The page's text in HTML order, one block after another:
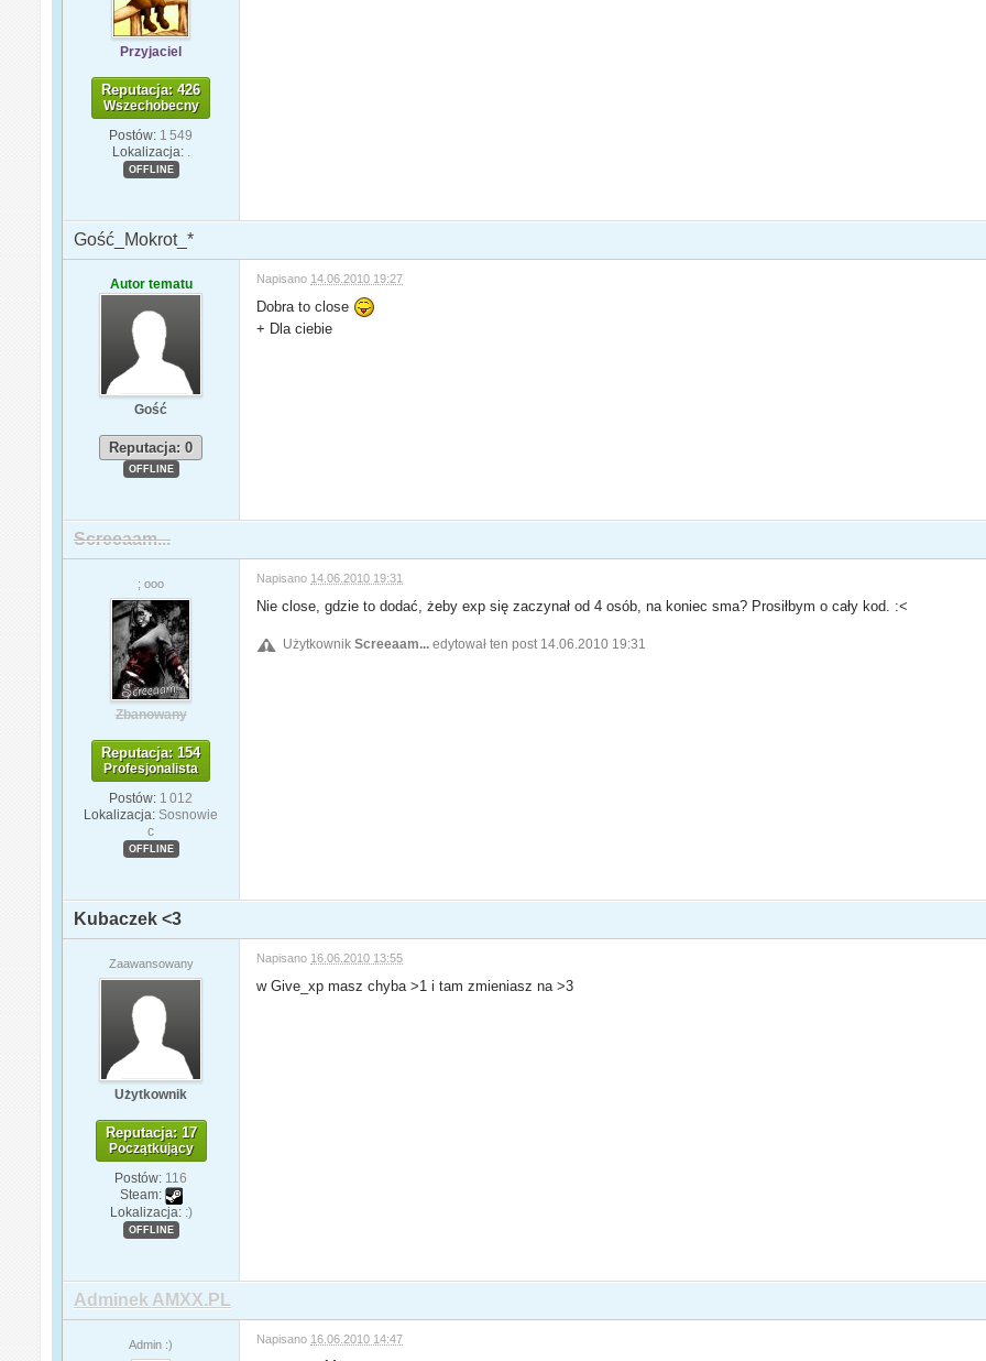
Przyjaciel
Reputacja: 426
Wszechobecny
Postów: 1 549
Lokalizacja:
OFFLINE
Gość_Mokrot_*
Autor tematu
Gość
Reputacja: 0
OFFLINE
Napisano 14.06.2010 19:27
Dobra to close
+ Dla ciebie
Screeaam...
; ooo
Zbanowany
Reputacja: 154
Profesjonalista
Postów: 1 012
Lokalizacja: Sosnowie
c
OFFLINE
Napisano 14.06.2010 19:31
Nie close, gdzie to dodać, żeby exp się zaczynał od 4 osób, na koniec sma? Prosiłbym o cały kod. :<
UżytkownikScreeaam... edytował ten post 14.06.2010 19:31
Kubaczek <3
Zaawansowany
Użytkownik
Reputacja: 17
Początkujący
Postów: 116
Steam:
Lokalizacja: :)
OFFLINE
Napisano 16.06.2010 13:55
w Give_xp masz chyba >1 i tam zmieniasz na >3
Adminek AMXX.PL
Admin :) Napisano 16.06.2010 14:47